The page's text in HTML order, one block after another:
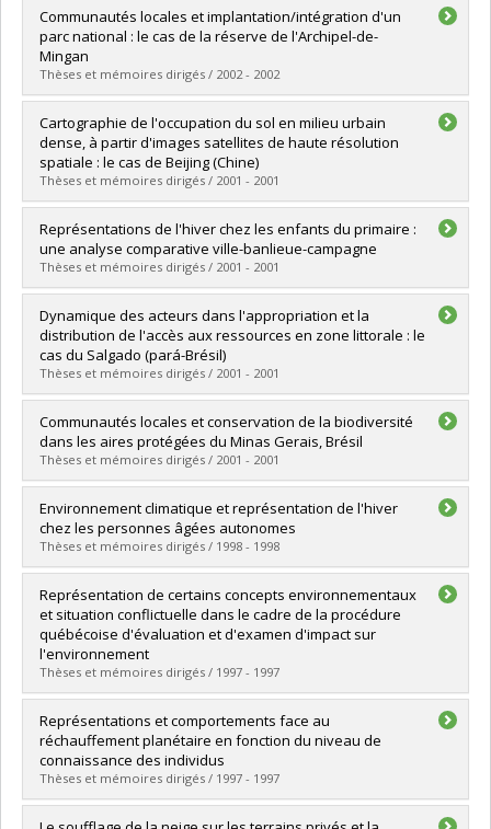
Graduate :Pereira, Doralice Barros
Cycle :Doctoral
Grade :
Lien vers le document dans Papyrus
Communautés locales et implantation/intégration d'un
parc national : le cas de la réserve de l'Archipel-de-
Mingan
Thèses et mémoires dirigés / 2002 - 2002
Graduate :David, Jacinthe
Cycle : Master's
Grade : M. Sc.
Lien vers le document dans Papyrus
Cartographie de l'occupation du sol en milieu urbain
dense, à partir d'images satellites de haute résolution
spatiale : le cas de Beijing (Chine)
Thèses et mémoires dirigés / 2001 - 2001
Graduate :Messier, Natasha
Cycle :Master's
Grade :M. Sc.
Lien vers le document dans Papyrus
Représentations de l'hiver chez les enfants du primaire :
une analyse comparative ville-banlieue-campagne
Thèses et mémoires dirigés / 2001 - 2001
Graduate : Pominville, David
Cycle :Master's
Grade :M. Sc.
Lien vers le document dans Papyrus
Dynamique des acteurs dans l'appropriation et la
distribution de l'accès aux ressources en zone littorale : le
cas du Salgado (pará-Brésil)
Thèses et mémoires dirigés / 2001 - 2001
Graduate :Plante, Steve
Cycle :Doctoral
Grade :Ph. D.
Lien vers le document dans Papyrus
Communautés locales et conservation de la biodiversité
dans les aires protégées du Minas Gerais, Brésil
Thèses et mémoires dirigés / 2001 - 2001
Graduate :Beaulac, Geneviève
Cycle :Master's
Grade :M. Sc.
Lien vers le document dans Papyrus
Environnement climatique et représentation de l'hiver
chez les personnes âgées autonomes
Thèses et mémoires dirigés / 1998 - 1998
Graduate :Savoie, Robert
Cycle :Master's
Grade :M. Sc.
Lien vers le document dans Papyrus
Représentation de certains concepts environnementaux
et situation conflictuelle dans le cadre de la procédure
québécoise d'évaluation et d'examen d'impact sur
l'environnement
Thèses et mémoires dirigés / 1997 - 1997
Graduate :Cardi, Stéphane
Cycle :Master's
Grade :M. Sc.
Lien vers le document dans Papyrus
Représentations et comportements face au
réchauffement planétaire en fonction du niveau de
connaissance des individus
Thèses et mémoires dirigés / 1997 - 1997
Graduate :Letendre, Annie